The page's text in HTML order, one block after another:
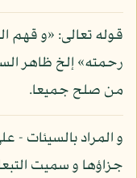
قوله تعالى: «و قهم
رحمته» إلخ ظاهر
من صلح جميعا.
و المراد بالسيئات -
جزاؤها و سميت